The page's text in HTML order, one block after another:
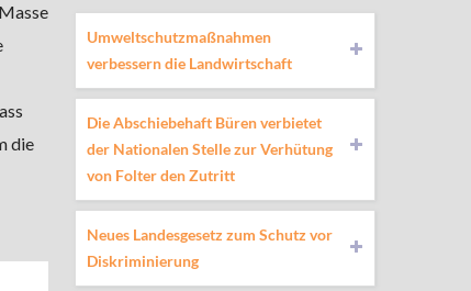
die
Umweltschutzmaßnahmen
verbessern die Landwirtschaft
Die Abschiebehaft Büren verbietet
der Nationalen Stelle zur Verhütung
von Folter den Zutritt
Neues Landesgesetz zum Schutz vor
Diskriminierung